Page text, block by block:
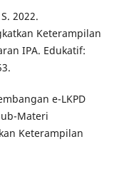
2022.
Keterampilan
IPA. Edukatif:
e-LKPD
Materi
Keterampilan